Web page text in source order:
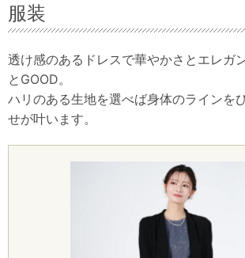
服装
透け感のあるドレスで華やかさとエレガ
とGOOD。
ハリのある生地を選べば身体のラインを
せが叶います。